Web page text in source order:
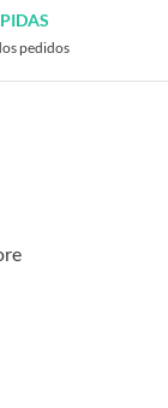
pedidos